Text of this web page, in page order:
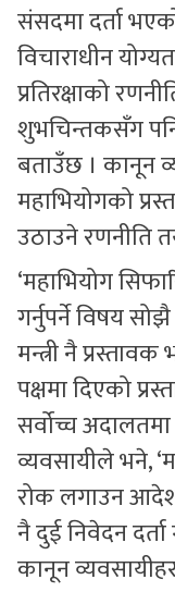
संसदमा दर्ता
विचाराधीन
प्रतिरक्षाको
शुभचिन्तकसँग
बताउँछ । कानून
महाभियोगको
उठाउने रणनीति
‘महाभियोग
गर्नुपर्ने विषय
मन्त्री नै
पक्षमा दिएको
सर्वोच्च
व्यवसायीले भने,
रोक लगाउन
नै दुई निवेदन दर्ता
कानून